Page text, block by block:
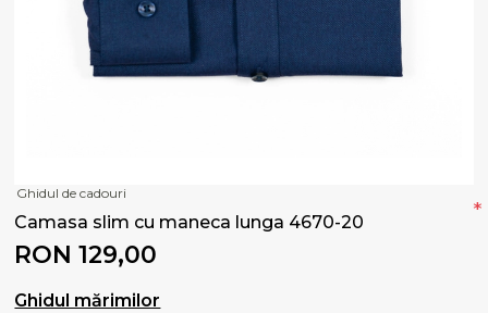
Ghidul de cadouri
Camasa slim cu maneca lunga 4670-20
RON 129,00
Ghidul mărimilor
*